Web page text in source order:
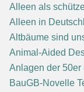
Alleen als
Alleen in
Altbäume sind
Animal-Aided
Anlagen der 50er
BauGB-Novelle